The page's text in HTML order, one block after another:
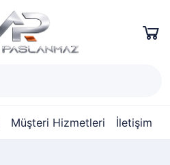
Müşteri Hizmetleri İletişim